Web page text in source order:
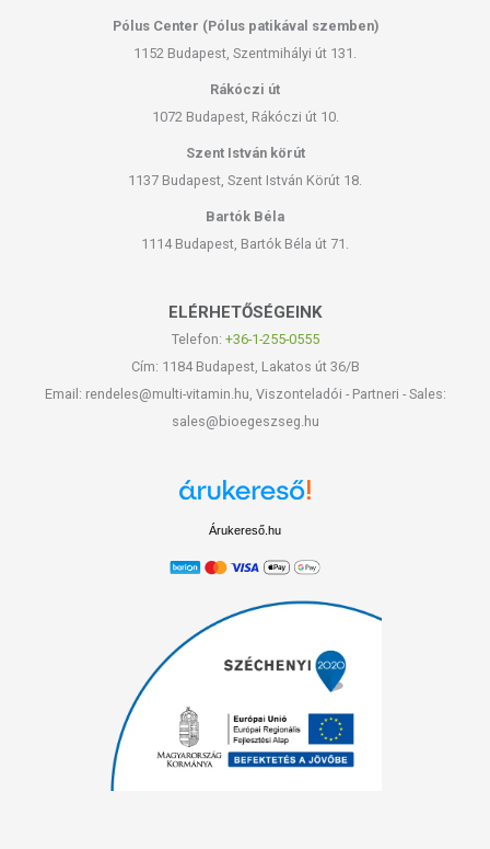
Pólus Center (Pólus patikával szemben)
1152 Budapest, Szentmihályi út 131.
Rákóczi út
1072 Budapest, Rákóczi út 10.
Szent István körút
1137 Budapest, Szent István Körút 18.
Bartók Béla
1114 Budapest, Bartók Béla út 71.
ELÉRHETŐSÉGEINK
Telefon: +36-1-255-0555
Cím: 1184 Budapest, Lakatos út 36/B
Email: rendeles@multi-vitamin.hu, Viszonteladói - Partneri - Sales:
sales@bioegeszseg.hu
Árukereső.hu